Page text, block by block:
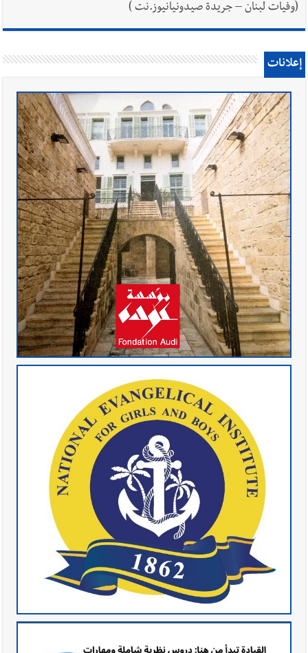
(وفيات لبنان – جريدة صيدونيانيوز.نت )
إعلانات